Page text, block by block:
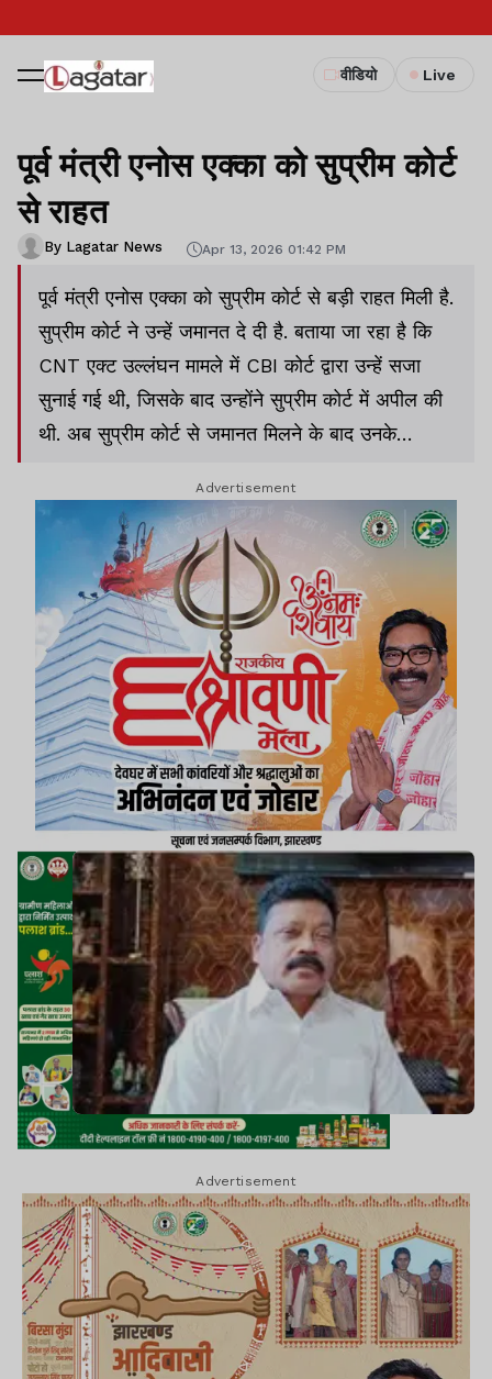
वीडियो Live
पूर्व मंत्री एनोस एक्का को सुप्रीम कोर्ट
से राहत
By Lagatar News Apr 13, 2026 01:42 PM
पूर्व मंत्री एनोस एक्का को सुप्रीम कोर्ट से बड़ी राहत मिली है.
सुप्रीम कोर्ट ने उन्हें जमानत दे दी है. बताया जा रहा है कि
CNT एक्ट उल्लंघन मामले में CBI कोर्ट द्वारा उन्हें सजा
सुनाई गई थी, जिसके बाद उन्होंने सुप्रीम कोर्ट में अपील की
थी. अब सुप्रीम कोर्ट से जमानत मिलने के बाद उनके
Advertisement
Advertisement